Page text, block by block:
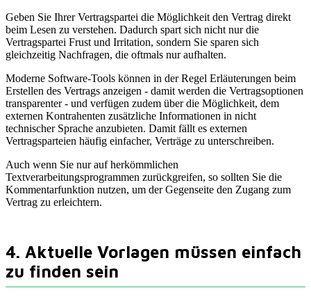
Geben Sie Ihrer Vertragspartei die Möglichkeit den Vertrag direkt
beim Lesen zu verstehen. Dadurch spart sich nicht nur die
Vertragspartei Frust und Irritation, sondern Sie sparen sich
gleichzeitig Nachfragen, die oftmals nur aufhalten.
Moderne Software-Tools können in der Regel Erläuterungen beim
Erstellen des Vertrags anzeigen - damit werden die Vertragsoptionen
transparenter - und verfügen zudem über die Möglichkeit, dem
externen Kontrahenten zusätzliche Informationen in nicht
technischer Sprache anzubieten. Damit fällt es externen
Vertragsparteien häufig einfacher, Verträge zu unterschreiben.
Auch wenn Sie nur auf herkömmlichen
Textverarbeitungsprogrammen zurückgreifen, so sollten Sie die
Kommentarfunktion nutzen, um der Gegenseite den Zugang zum
Vertrag zu erleichtern.
4. Aktuelle Vorlagen müssen einfach
zu finden sein